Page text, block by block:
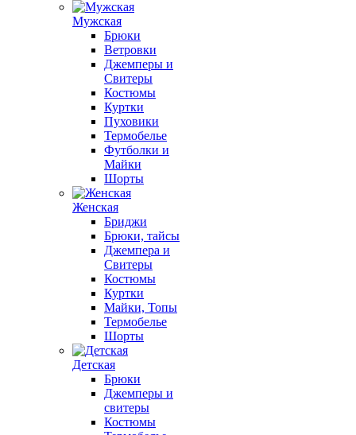
Мужская
Брюки
Ветровки
Джемперы и
Свитеры
Костюмы
Куртки
Пуховики
Термобелье
Футболки и
Майки
Шорты
Женская
Бриджи
Брюки, тайсы
Джемпера и
Свитеры
Костюмы
Куртки
Майки, Топы
Термобелье
Шорты
Детская
Брюки
Джемперы и
свитеры
Костюмы